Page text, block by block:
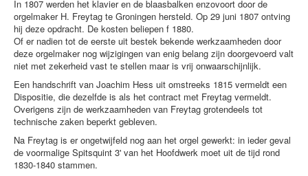
In 1807 werden het klavier en de blaasbalken enzovoort door de
orgelmaker H. Freytag te Groningen hersteld. Op 29 juni 1807 ontving
hij deze opdracht. De kosten beliepen f 1880.
Of er nadien tot de eerste uit bestek bekende werkzaamheden door
deze orgelmaker nog wijzigingen van enig belang zijn doorgevoerd valt
niet met zekerheid vast te stellen maar is vrij onwaarschijnlijk.
Een handschrift van Joachim Hess uit omstreeks 1815 vermeldt een
Dispositie, die dezelfde is als het contract met Freytag vermeldt.
Overigens zijn de werkzaamheden van Freytag grotendeels tot
technische zaken beperkt gebleven.
Na Freytag is er ongetwijfeld nog aan het orgel gewerkt: in ieder geval
de voormalige Spitsquint 3' van het Hoofdwerk moet uit de tijd rond
1830-1840 stammen.